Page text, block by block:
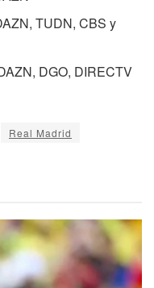
TUDN, CBS y
DGO, DIRECTV
Real Madrid